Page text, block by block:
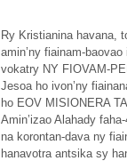
Ry Kristianina havana,
amin’ny fiainam-
vokatry NY FIOVAM-
Jesoa ho ivon’ny
ho EOV MISIONERA
Amin’izao Alahady
na korontan-dava ny
hanavotra antsika sy